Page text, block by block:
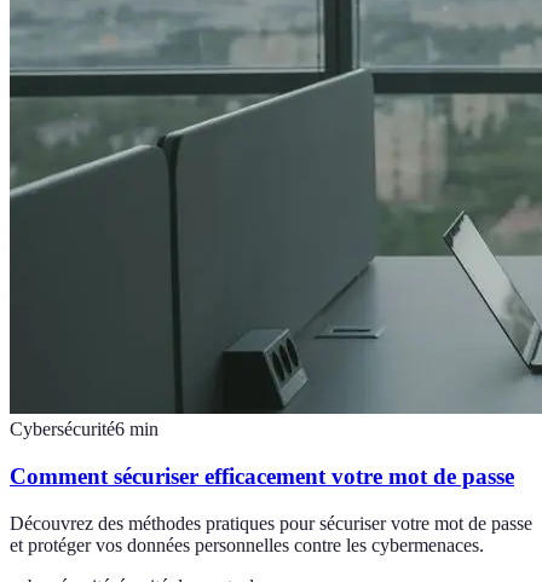
Cybersécurité6 min
Comment sécuriser efficacement votre mot de passe
Découvrez des méthodes pratiques pour sécuriser votre mot de passe
et protéger vos données personnelles contre les cybermenaces.